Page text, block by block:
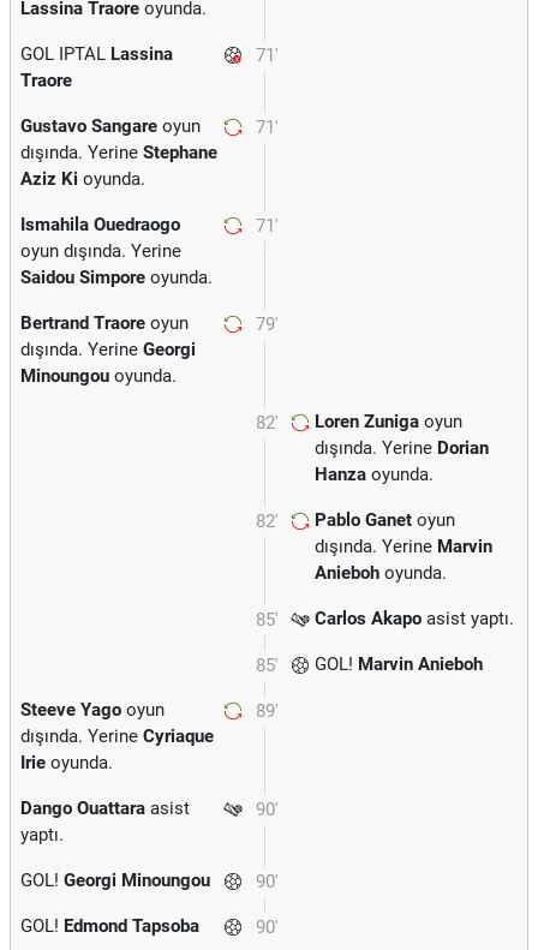
Lassina Traore oyunda.
71'
GOL IPTAL Lassina
Traore
71'
Gustavo Sangare oyun
dışında. Yerine Stephane
Aziz Ki oyunda.
71'
Ismahila Ouedraogo
oyun dışında. Yerine
Saidou Simpore oyunda.
79'
Bertrand Traore oyun
dışında. Yerine Georgi
Minoungou oyunda.
82' Loren Zuniga oyun
dışında. Yerine Dorian
Hanza oyunda.
82' Pablo Ganet oyun
dışında. Yerine Marvin
Anieboh oyunda.
85' Carlos Akapo asist yaptı.
85' GOL! Marvin Anieboh
89'
Steeve Yago oyun
dışında. Yerine Cyriaque
Irie oyunda.
90'
Dango Ouattara asist
yaptı.
90'
GOL! Georgi Minoungou
90'
GOL! Edmond Tapsoba